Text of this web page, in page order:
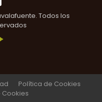
Todos los
Política de Cookies